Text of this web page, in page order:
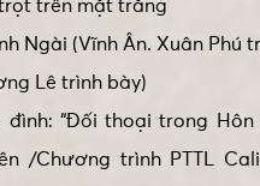
trên mặt trăng
Ngài (Vĩnh Ân. Xuân Phú
Lê trình bày)
đình: “Đối thoại trong Hôn
/Chương trình PTTL